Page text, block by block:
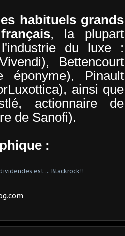
habituels grands
, la plupart
du luxe :
Bettencourt
éponyme), Pinault
ainsi que
actionnaire de
de Sanofi).
: